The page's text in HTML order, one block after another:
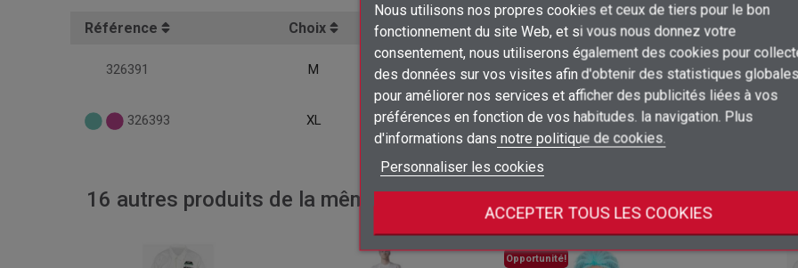
Ajouter à ma liste d'envies ×
add_circle_outline
Créer une nouvelle liste
Créer une liste d'envies ×
Nom de la liste d'envies
Annuler
Connexion
Vous devez être connecté pour ajouter des produits à votre liste d'envies.
Nous utilisons nos propres cookies et ceux de tiers pour le bon
fonctionnement du site Web, et si vous nous donnez votre
consentement, nous utiliserons également des cookies pour
des données sur vos visites afin d'obtenir des statistiques globales
pour améliorer nos services et afficher des publicités liées à vos
préférences en fonction de vos habitudes. la navigation. Plus
d'informations dans notre politique de cookies.
Personnaliser les cookies
ACCEPTER TOUS LES COOKIES
Référence Choix Prix Emballage
326391 M 9,00 € / 1 unidad 25 unidad ud shopping_cart
326393 XL 9,00 € / 1 unidad 25 unidad ud shopping_cart
16 autres produits de la même catégorie :
Opportunité!